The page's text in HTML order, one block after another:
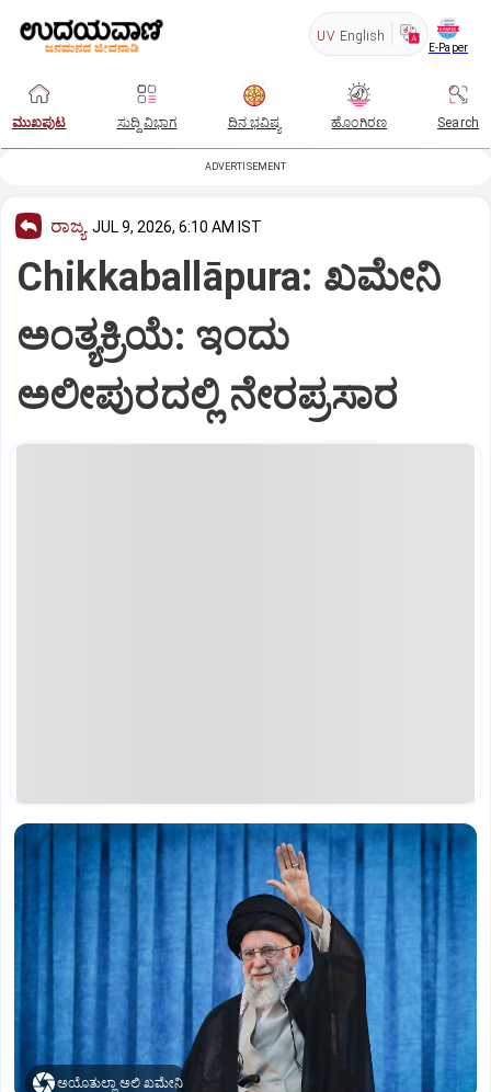
UV English
E-Paper
ಮುಖಪುಟ ಸುದ್ದಿ ವಿಭಾಗ ದಿನ ಭವಿಷ್ಯ ಹೊಂಗಿರಣ Search
ADVERTISEMENT
ರಾಜ್ಯ JUL 9, 2026, 6:10 AM IST
Chikkaballāpura: ಖಮೇನಿ
ಅಂತ್ಯಕ್ರಿಯೆ: ಇಂದು
ಅಲೀಪುರದಲ್ಲಿ ನೇರಪ್ರಸಾರ
ಅಯೊತುಲ್ಲಾ ಅಲಿ ಖಮೇನಿ